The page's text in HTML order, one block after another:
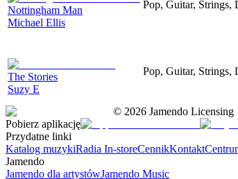
Nottingham Man
Michael Ellis
Pop, Guitar, Strings,
The Stories
Suzy E
Pop, Guitar, Strings,
© 2026 Jamendo Licensing
Pobierz aplikację
Przydatne linki
Katalog muzykiRadia In-storeCennikKontakt
Jamendo
Jamendo dla artystówJamendo Music